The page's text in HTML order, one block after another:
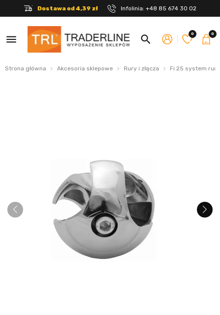
Dostawa od 4,39 zł Infolinia: +48 85 674 30 02
menu search 0 0
Strona główna Akcesoria sklepowe Rury i złącza Fi 25 system